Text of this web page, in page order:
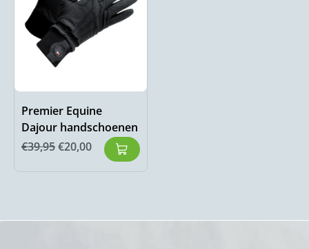
Premier Equine
Dajour handschoenen
€39,95€20,00